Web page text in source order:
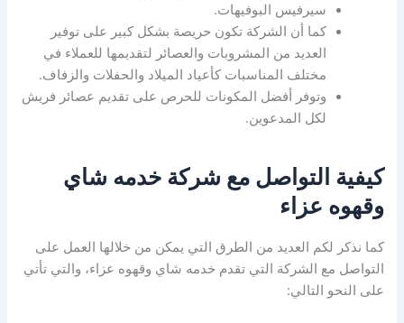
سيرفيس البوفيهات.
كما أن الشركة تكون حريصة بشكل كبير على توفير
العديد من المشروبات والعصائر لتقديمها للعملاء في
مختلف المناسبات كأعياد الميلاد والحفلات والزفاف.
وتوفر أفضل المكونات للحرص على تقديم عصائر فريش
لكل المدعوين.
كيفية التواصل مع شركة خدمه شاي
وقهوه عزاء
كما نذكر لكم العديد من الطرق التي يمكن من خلالها العمل على
التواصل مع الشركة التي تقدم خدمه شاي وقهوه عزاء، والتي تأتي
على النحو التالي: